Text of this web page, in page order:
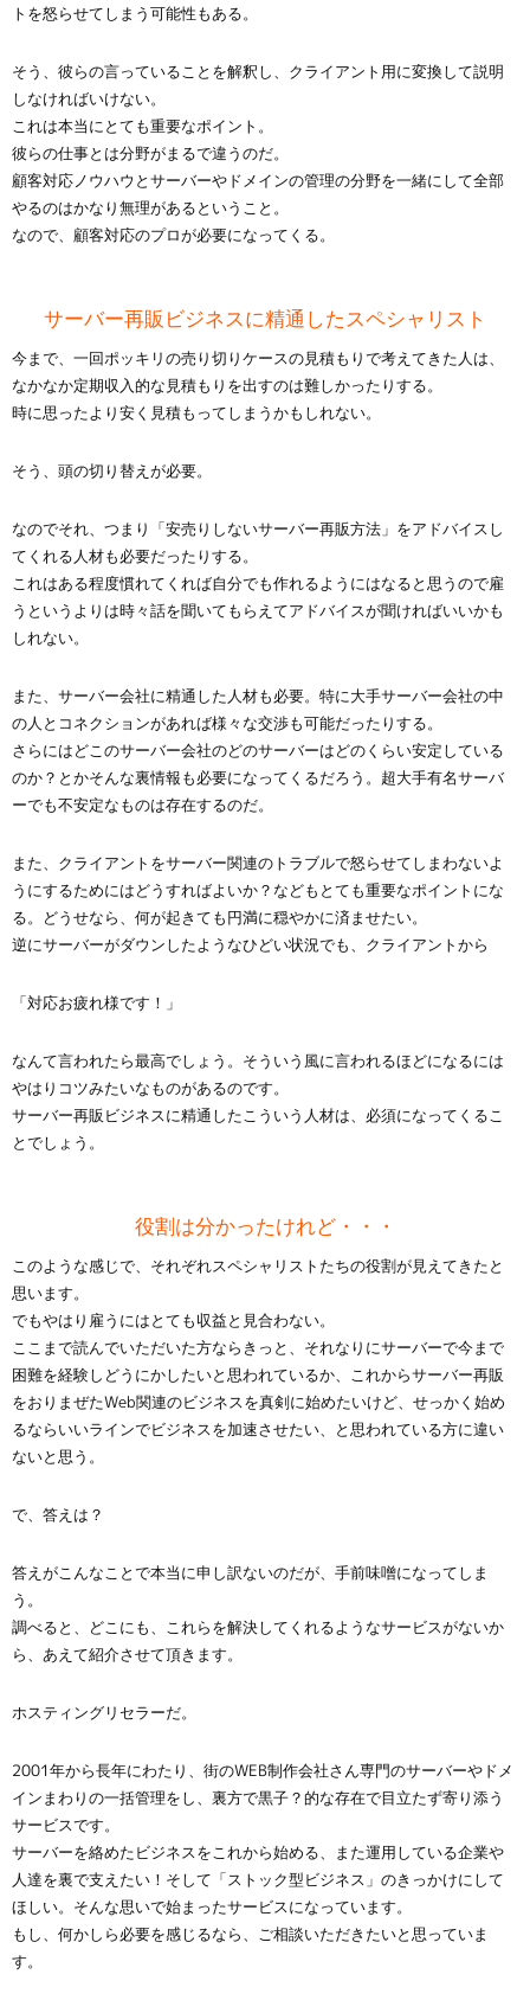
トを怒らせてしまう可能性もある。
そう、彼らの言っていることを解釈し、クライアント用に変換して説明
しなければいけない。
これは本当にとても重要なポイント。
彼らの仕事とは分野がまるで違うのだ。
顧客対応ノウハウとサーバーやドメインの管理の分野を一緒にして全部
やるのはかなり無理があるということ。
なので、顧客対応のプロが必要になってくる。
サーバー再販ビジネスに精通したスペシャリスト
今まで、一回ポッキリの売り切りケースの見積もりで考えてきた人は、
なかなか定期収入的な見積もりを出すのは難しかったりする。
時に思ったより安く見積もってしまうかもしれない。
そう、頭の切り替えが必要。
なのでそれ、つまり「安売りしないサーバー再販方法」をアドバイスし
てくれる人材も必要だったりする。
これはある程度慣れてくれば自分でも作れるようにはなると思うので雇
うというよりは時々話を聞いてもらえてアドバイスが聞ければいいかも
しれない。
また、サーバー会社に精通した人材も必要。特に大手サーバー会社の中
の人とコネクションがあれば様々な交渉も可能だったりする。
さらにはどこのサーバー会社のどのサーバーはどのくらい安定している
のか？とかそんな裏情報も必要になってくるだろう。超大手有名サーバ
ーでも不安定なものは存在するのだ。
また、クライアントをサーバー関連のトラブルで怒らせてしまわないよ
うにするためにはどうすればよいか？などもとても重要なポイントにな
る。どうせなら、何が起きても円満に穏やかに済ませたい。
逆にサーバーがダウンしたようなひどい状況でも、クライアントから
「対応お疲れ様です！」
なんて言われたら最高でしょう。そういう風に言われるほどになるには
やはりコツみたいなものがあるのです。
サーバー再販ビジネスに精通したこういう人材は、必須になってくるこ
とでしょう。
役割は分かったけれど・・・
このような感じで、それぞれスペシャリストたちの役割が見えてきたと
思います。
でもやはり雇うにはとても収益と見合わない。
ここまで読んでいただいた方ならきっと、それなりにサーバーで今まで
困難を経験しどうにかしたいと思われているか、これからサーバー再販
をおりまぜたWeb関連のビジネスを真剣に始めたいけど、せっかく始め
るならいいラインでビジネスを加速させたい、と思われている方に違い
ないと思う。
で、答えは？
答えがこんなことで本当に申し訳ないのだが、手前味噌になってしま
う。
調べると、どこにも、これらを解決してくれるようなサービスがないか
ら、あえて紹介させて頂きます。
ホスティングリセラーだ。
2001年から長年にわたり、街のWEB制作会社さん専門のサーバーやドメ
インまわりの一括管理をし、裏方で黒子？的な存在で目立たず寄り添う
サービスです。
サーバーを絡めたビジネスをこれから始める、また運用している企業や
人達を裏で支えたい！そして「ストック型ビジネス」のきっかけにして
ほしい。そんな思いで始まったサービスになっています。
もし、何かしら必要を感じるなら、ご相談いただきたいと思っていま
す。